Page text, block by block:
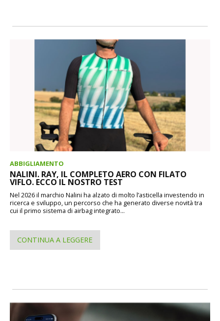
ABBIGLIAMENTO
NALINI. RAY, IL COMPLETO AERO CON FILATO
VIFLO. ECCO IL NOSTRO TEST
Nel 2026 il marchio Nalini ha alzato di molto l’asticella investendo in
ricerca e sviluppo, un percorso che ha generato diverse novità tra
cui il primo sistema di airbag integrato...
CONTINUA A LEGGERE